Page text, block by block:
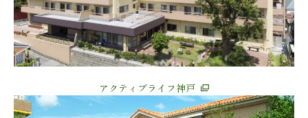
アクティブライフ神戸